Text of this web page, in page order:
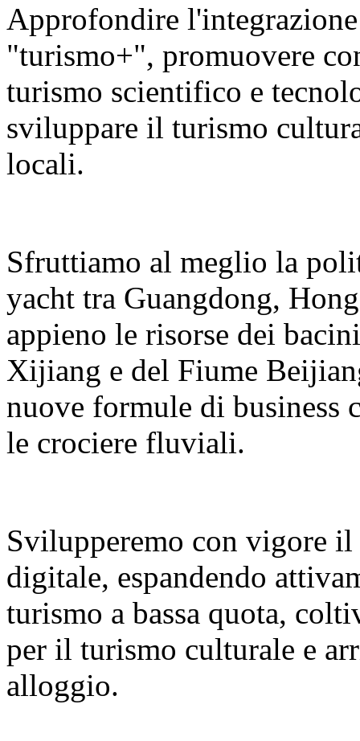
Approfondire
"turismo+", promuovere
turismo scientifico e
sviluppare il turismo
locali.
Sfruttiamo al meglio la
yacht tra Guangdong,
appieno le risorse dei
Xijiang e del Fiume
nuove formule di business
le crociere fluviali.
Svilupperemo con vigore
digitale, espandendo
turismo a bassa quota,
per il turismo culturale e
alloggio.